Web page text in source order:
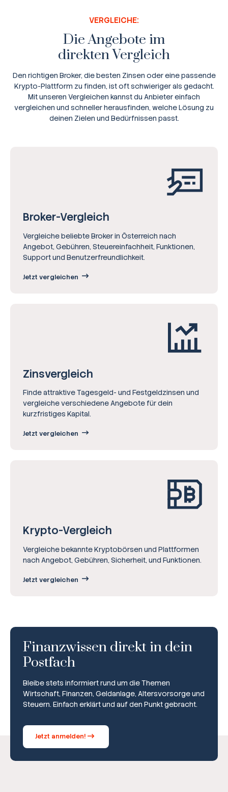
VERGLEICHE:
Die Angebote im
direkten Vergleich
Den richtigen Broker, die besten Zinsen oder eine passende
Krypto-Plattform zu finden, ist oft schwieriger als gedacht.
Mit unseren Vergleichen kannst du Anbieter einfach
vergleichen und schneller herausfinden, welche Lösung zu
deinen Zielen und Bedürfnissen passt.
Broker-Vergleich
Vergleiche beliebte Broker in Österreich nach
Angebot, Gebühren, Steuereinfachheit, Funktionen,
Support und Benutzerfreundlichkeit.
Jetzt vergleichen
Zinsvergleich
Finde attraktive Tagesgeld- und Festgeldzinsen und
vergleiche verschiedene Angebote für dein
kurzfristiges Kapital.
Jetzt vergleichen
Krypto-Vergleich
Vergleiche bekannte Kryptobörsen und Plattformen
nach Angebot, Gebühren, Sicherheit, und Funktionen.
Jetzt vergleichen
Finanzwissen direkt in dein
Postfach
Bleibe stets informiert rund um die Themen
Wirtschaft, Finanzen, Geldanlage, Altersvorsorge und
Steuern. Einfach erklärt und auf den Punkt gebracht.
Jetzt anmelden!